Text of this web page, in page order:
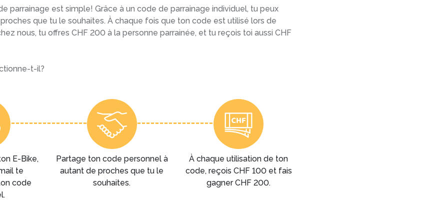
parrainage est simple! Grâce à un code de parrainage individuel, tu peux
que tu le souhaites. À chaque fois que ton code est utilisé lors de
nous, tu offres CHF 200 à la personne parrainée, et tu reçois toi aussi CHF
t-il?
E-Bike,
te
code
Partage ton code personnel à
autant de proches que tu le
souhaites.
À chaque utilisation de ton
code, reçois CHF 100 et fais
gagner CHF 200.